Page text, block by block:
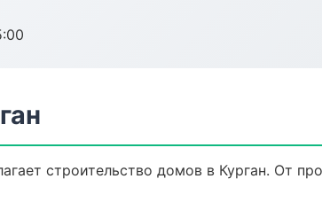
строительство домов в Курган. От